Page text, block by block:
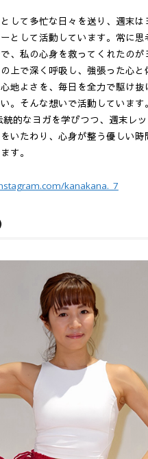
して多忙な日々を送り、週末は
として活動しています。常に思
、私の心身を救ってくれたのが
上で深く呼吸し、強張った心と
地よさを、毎日を全力で駆け抜
。そんな想いで活動しています
統的なヨガを学びつつ、週末レ
いたわり、心身が整う優しい時
す。
kanakana._7